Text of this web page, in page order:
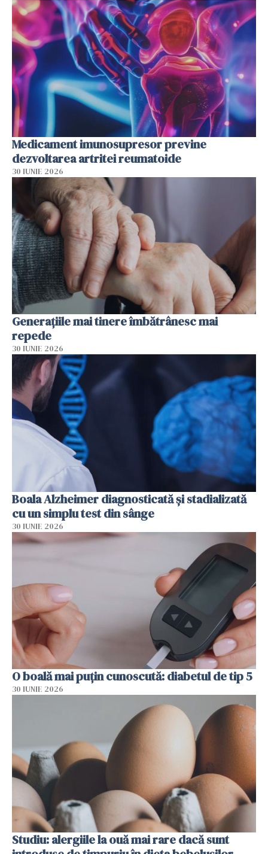
Medicament imunosupresor previne
dezvoltarea artritei reumatoide
30 IUNIE 2026
Generațiile mai tinere îmbătrânesc mai
repede
30 IUNIE 2026
Boala Alzheimer diagnosticată și stadializată
cu un simplu test din sânge
30 IUNIE 2026
O boală mai puțin cunoscută: diabetul de tip 5
30 IUNIE 2026
Studiu: alergiile la ouă mai rare dacă sunt